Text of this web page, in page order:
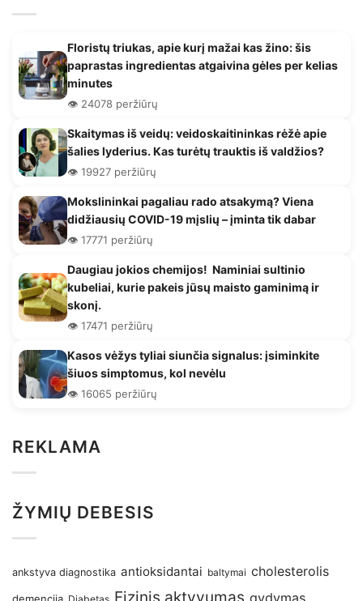
Floristų triukas, apie kurį mažai kas žino: šis
paprastas ingredientas atgaivina gėles per kelias
minutes
👁️ 24078 peržiūrų
Skaitymas iš veidų: veidoskaitininkas rėžė apie
šalies lyderius. Kas turėtų trauktis iš valdžios?
👁️ 19927 peržiūrų
Mokslininkai pagaliau rado atsakymą? Viena
didžiausių COVID-19 mįslių – įminta tik dabar
👁️ 17771 peržiūrų
Daugiau jokios chemijos! Naminiai sultinio
kubeliai, kurie pakeis jūsų maisto gaminimą ir
skonį.
👁️ 17471 peržiūrų
Kasos vėžys tyliai siunčia signalus: įsiminkite
šiuos simptomus, kol nevėlu
👁️ 16065 peržiūrų
REKLAMA
ŽYMIŲ DEBESIS
ankstyva diagnostika antioksidantai baltymai cholesterolis
demencija Fizinis aktyvumas gydymas